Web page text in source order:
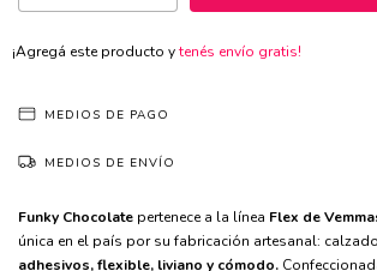
¡Agregá este producto ytenés envío gratis!
MEDIOS DE PAGO
MEDIOS DE ENVÍO
Funky Chocolate pertenece a la línea Flex de
única en el país por su fabricación artesanal: calzado
adhesivos, flexible, liviano y cómodo.